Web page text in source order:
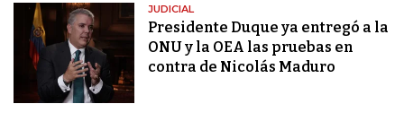
JUDICIAL
Presidente Duque ya entregó a la
ONU y la OEA las pruebas en
contra de Nicolás Maduro